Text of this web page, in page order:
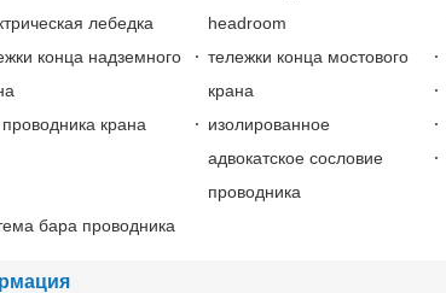
лебедка
headroom
конца надземного
тележки конца мостового
крана
крана
изолированное
адвокатское сословие
проводника
бара проводника